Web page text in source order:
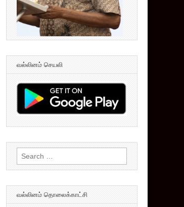
வல்லினம் செயலி
Search
for:
வல்லினம் தொலைக்காட்சி